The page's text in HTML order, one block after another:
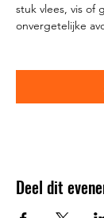
stuk vlees, vis of
onvergetelijke
Deel dit